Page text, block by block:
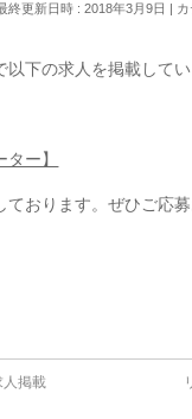
終更新日時 : 2018年3月9日
下の求人を掲載してい
ター】
ております。ぜひご応
人掲載